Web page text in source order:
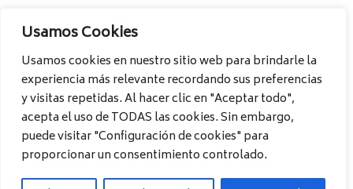
Usamos Cookies
Usamos cookies en nuestro sitio web para brindarle la
experiencia más relevante recordando sus preferencias
y visitas repetidas. Al hacer clic en "Aceptar todo",
acepta el uso de TODAS las cookies. Sin embargo,
puede visitar "Configuración de cookies" para
proporcionar un consentimiento controlado.
PISCINAS MODERNAS EXTERIORES: Diseño,
confort y sofisticación para tu hogar
PISCINAS PARA PATIOS PEQUEÑOS:
Aprovecha al máximo cada espacio
Ideas de piscinas para su casa